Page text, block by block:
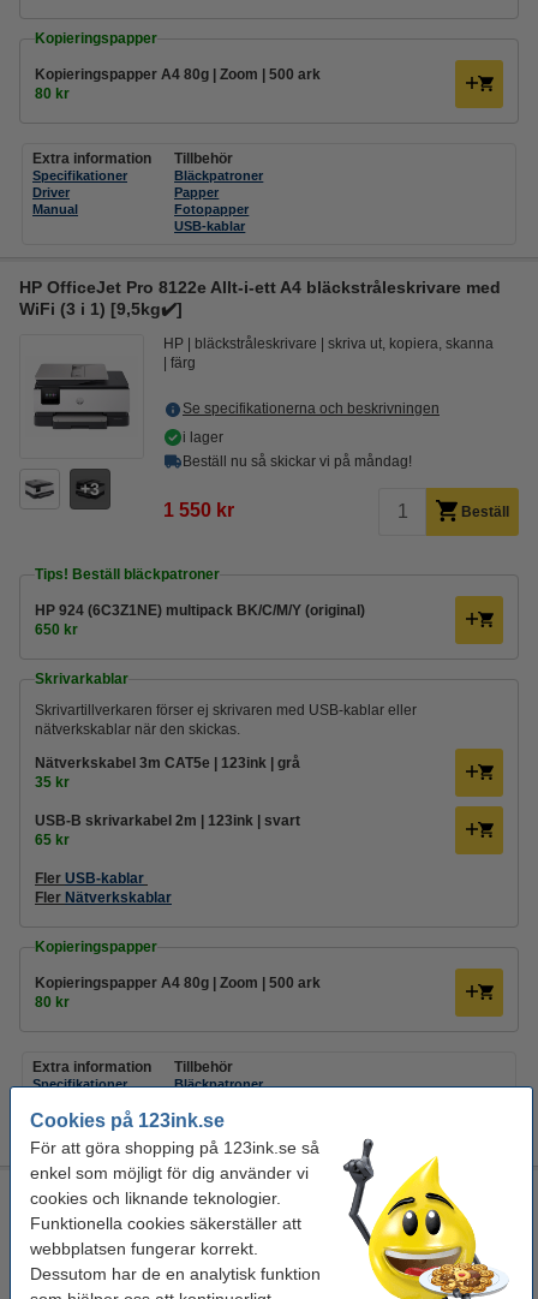
Cookies på 123ink.se
För att göra shopping på 123ink.se så
enkel som möjligt för dig använder vi
cookies och liknande teknologier.
Funktionella cookies säkerställer att
webbplatsen fungerar korrekt.
Dessutom har de en analytisk funktion
Kopieringspapper
Kopieringspapper A4 80g | Zoom | 500 ark
80 kr
Extra information
Specifikationer
Driver
Manual
Tillbehör
Bläckpatroner
Papper
Fotopapper
USB-kablar
HP OfficeJet Pro 8122e Allt-i-ett A4 bläckstråleskrivare med
WiFi (3 i 1) [9,5kg✔️]
3
HP bläckstråleskrivare
skriva ut, kopiera, skanna
färg
Se specifikationerna och beskrivningen
i lager
Beställ nu så skickar vi på måndag!
1 550 kr Beställ
Tips! Beställ bläckpatroner
HP 924 (6C3Z1NE) multipack BK/C/M/Y (original)
650 kr
Skrivarkablar
Skrivartillverkaren förser ej skrivaren med USB-kablar eller
nätverkskablar när den skickas.
Nätverkskabel 3m CAT5e | 123ink | grå
35 kr
USB-B skrivarkabel 2m | 123ink | svart
65 kr
Fler USB-kablar
Fler Nätverkskablar
Kopieringspapper
Kopieringspapper A4 80g | Zoom | 500 ark
80 kr
Extra information
Specifikationer
Manual
Tillbehör
Bläckpatroner
Fotopapper
HP OfficeJet Pro 8132e Allt-i-ett A4 bläckstråleskrivare med
WiFi (4 i 1) [10kg✔️]
HP
bläckstråleskrivare
skriva ut, skanna, kopiera, faxa
färg